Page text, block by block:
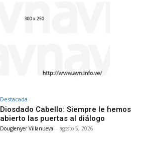
Destacada
Diosdado Cabello: Siempre le hemos
abierto las puertas al diálogo
Douglenyer Villanueva - agosto 5, 2026